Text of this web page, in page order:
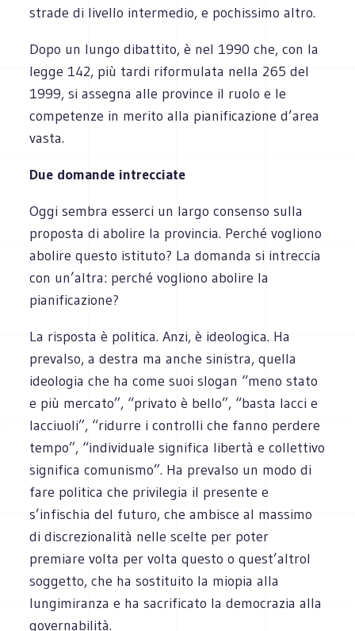
strade di livello intermedio, e pochissimo altro.
Dopo un lungo dibattito, è nel 1990 che, con la
legge 142, più tardi riformulata nella 265 del
1999, si assegna alle province il ruolo e le
competenze in merito alla pianificazione d’area
vasta.
Due domande intrecciate
Oggi sembra esserci un largo consenso sulla
proposta di abolire la provincia. Perché vogliono
abolire questo istituto? La domanda si intreccia
con un’altra: perché vogliono abolire la
pianificazione?
La risposta è politica. Anzi, è ideologica. Ha
prevalso, a destra ma anche sinistra, quella
ideologia che ha come suoi slogan “meno stato
e più mercato”, “privato è bello”, “basta lacci e
lacciuoli”, “ridurre i controlli che fanno perdere
tempo”, “individuale significa libertà e collettivo
significa comunismo”. Ha prevalso un modo di
fare politica che privilegia il presente e
s’infischia del futuro, che ambisce al massimo
di discrezionalità nelle scelte per poter
premiare volta per volta questo o quest’altrol
soggetto, che ha sostituito la miopia alla
lungimiranza e ha sacrificato la democrazia alla
governabilità.